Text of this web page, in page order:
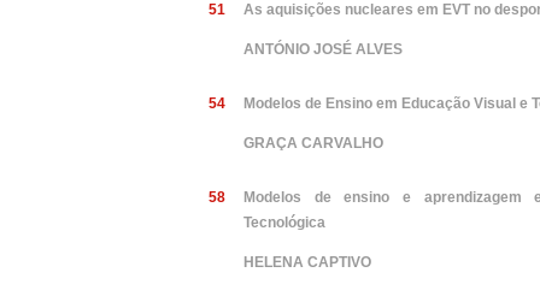
51 As aquisições nucleares em EVT no
ANTÓNIO JOSÉ ALVES
54 Modelos de Ensino em Educação Visual e
GRAÇA CARVALHO
58
Modelos de ensino e aprendizagem
Tecnológica
HELENA CAPTIVO